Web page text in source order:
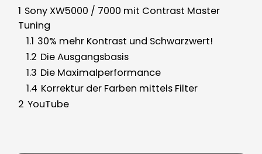
1 Sony XW5000 / 7000 mit Contrast Master
Tuning
1.1 30% mehr Kontrast und Schwarzwert!
1.2 Die Ausgangsbasis
1.3 Die Maximalperformance
1.4 Korrektur der Farben mittels Filter
2 YouTube